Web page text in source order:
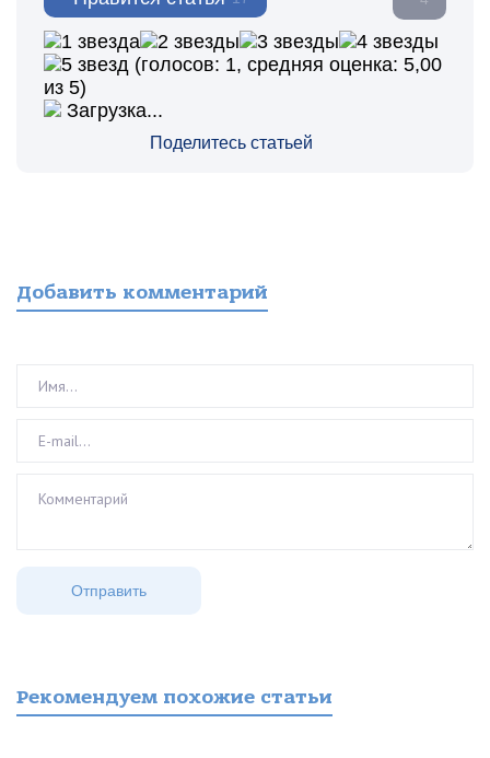
Поделитесь статьей
(голосов: 1, средняя оценка: 5,00
из 5)
Загрузка...
Добавить комментарий
Рекомендуем похожие статьи